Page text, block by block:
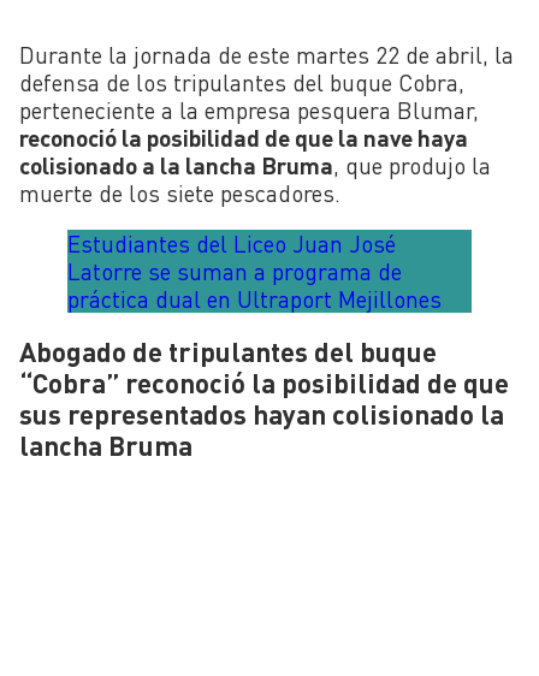
Durante la jornada de este martes 22 de abril, la
defensa de los tripulantes del buque Cobra,
perteneciente a la empresa pesquera Blumar,
reconoció la posibilidad de que la nave haya
colisionado a la lancha Bruma , que produjo la
muerte de los siete pescadores.
Estudiantes del Liceo Juan José
Latorre se suman a programa de
práctica dual en Ultraport Mejillones
Abogado de tripulantes del buque
“Cobra” reconoció la posibilidad de que
sus representados hayan colisionado la
lancha Bruma